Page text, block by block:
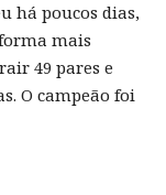
há poucos dias,
mais
49 pares e
O campeão foi